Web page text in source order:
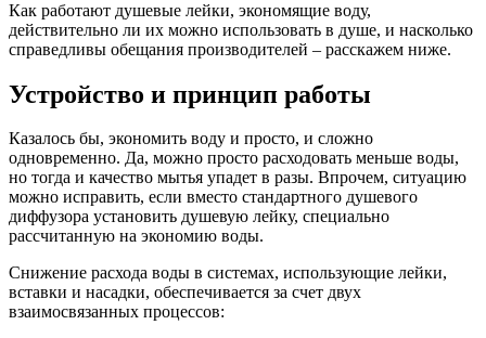
Как работают душевые лейки, экономящие воду,
действительно ли их можно использовать в душе, и насколько
справедливы обещания производителей – расскажем ниже.
Устройство и принцип работы
Казалось бы, экономить воду и просто, и сложно
одновременно. Да, можно просто расходовать меньше воды,
но тогда и качество мытья упадет в разы. Впрочем, ситуацию
можно исправить, если вместо стандартного душевого
диффузора установить душевую лейку, специально
рассчитанную на экономию воды.
Снижение расхода воды в системах, использующие лейки,
вставки и насадки, обеспечивается за счет двух
взаимосвязанных процессов: